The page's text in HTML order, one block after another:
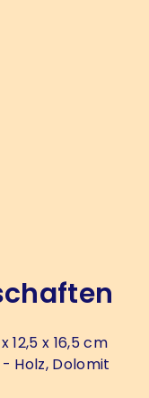
12,5 x 16,5 cm
- Holz, Dolomit